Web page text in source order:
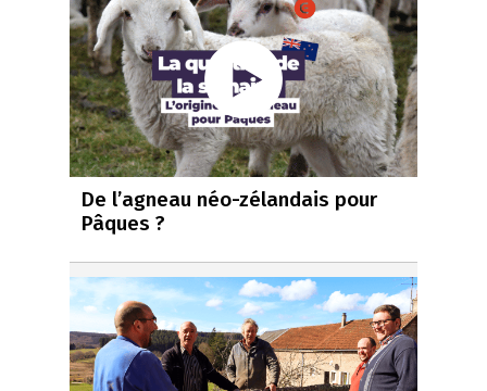
De l’agneau néo-zélandais pour
Pâques ?